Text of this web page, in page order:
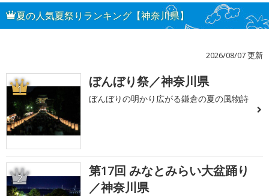
夏の人気夏祭りランキング【神奈川県】
2026/08/07 更新
1 ぼんぼり祭／神奈川県
ぼんぼりの明かり広がる鎌倉の夏の風物詩
2
第17回 みなとみらい大盆踊り
／神奈川県